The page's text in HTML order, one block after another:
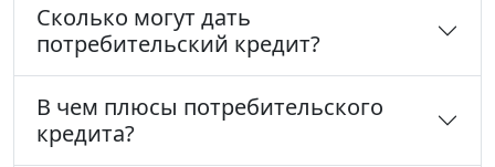
Сколько могут дать
потребительский кредит?
В чем плюсы потребительского
кредита?